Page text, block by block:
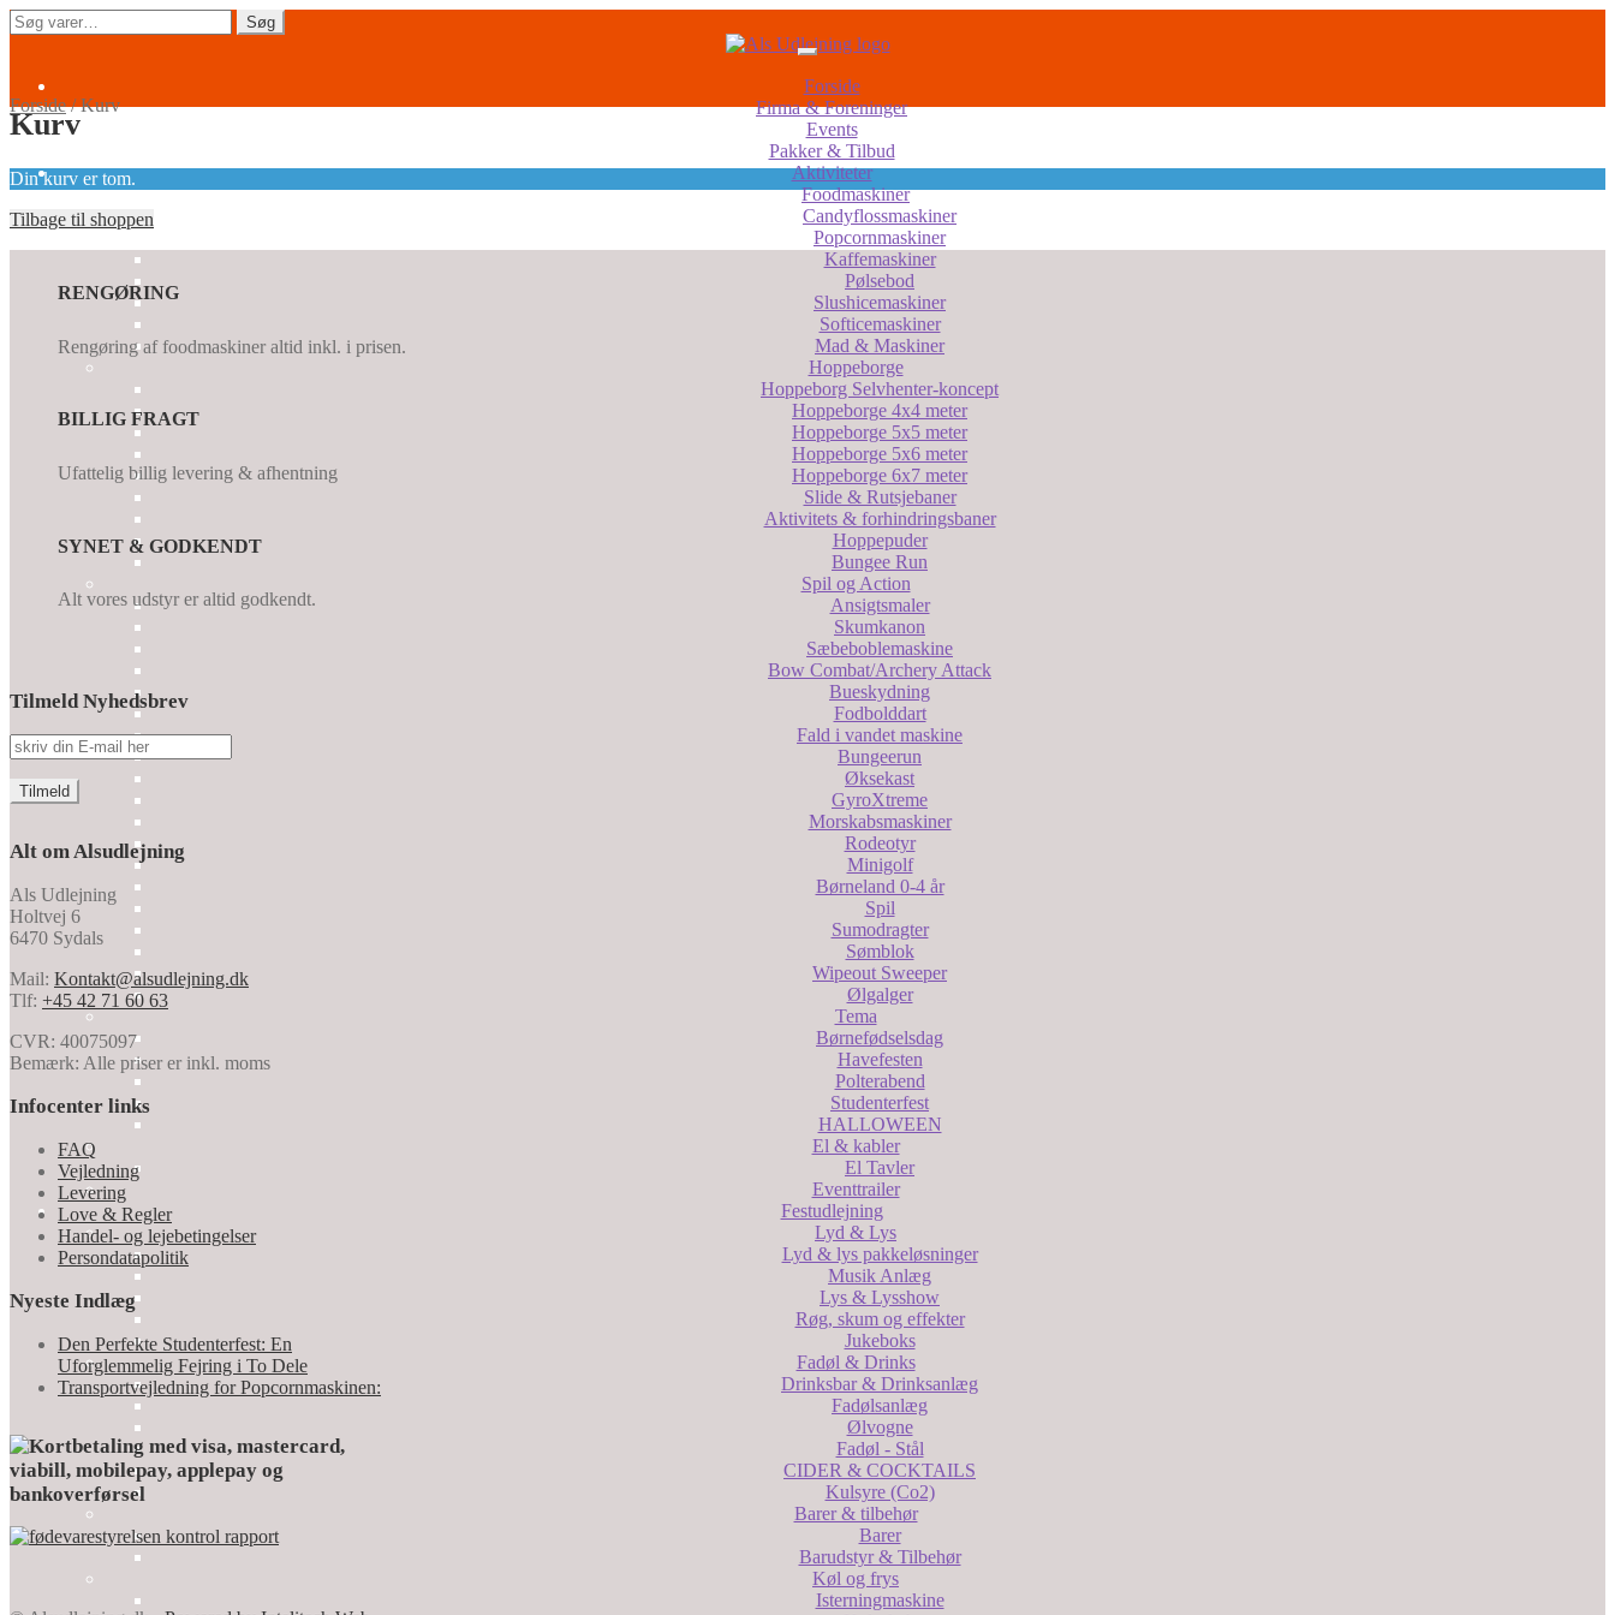
Spring
til
Spring
til
Søg
efter:
Søg
Forside
Firma & Foreninger
Events
Pakker & Tilbud
Aktiviteter
Foodmaskiner
Candyflossmaskiner
Popcornmaskiner
Kaffemaskiner
Pølsebod
Slushicemaskiner
Softicemaskiner
Mad & Maskiner
Hoppeborge
Hoppeborg Selvhenter-koncept
Hoppeborge 4x4 meter
Hoppeborge 5x5 meter
Hoppeborge 5x6 meter
Hoppeborge 6x7 meter
Slide & Rutsjebaner
Aktivitets & forhindringsbaner
Hoppepuder
Bungee Run
Spil og Action
Ansigtsmaler
Skumkanon
Sæbeboblemaskine
Bow Combat/Archery Attack
Bueskydning
Fodbolddart
Fald i vandet maskine
Bungeerun
Øksekast
GyroXtreme
Morskabsmaskiner
Rodeotyr
Minigolf
Børneland 0-4 år
Spil
Sumodragter
Sømblok
Wipeout Sweeper
Ølgalger
Tema
Børnefødselsdag
Havefesten
Polterabend
Studenterfest
HALLOWEEN
El & kabler
El Tavler
Eventtrailer
Festudlejning
Lyd & Lys
Lyd & lys pakkeløsninger
Musik Anlæg
Lys & Lysshow
Røg, skum og effekter
Jukeboks
Fadøl & Drinks
Drinksbar & Drinksanlæg
Fadølsanlæg
Ølvogne
Fadøl - Stål
CIDER & COCKTAILS
Kulsyre (Co2)
Barer & tilbehør
Barer
Barudstyr & Tilbehør
Køl og frys
Isterningmaskine
Forside/Kurv
Kurv
Din kurv er tom.
Tilbage til shoppen
RENGØRING
Rengøring af foodmaskiner altid inkl. i prisen.
BILLIG FRAGT
Ufattelig billig levering & afhentning
SYNET & GODKENDT
Alt vores udstyr er altid godkendt.
Tilmeld Nyhedsbrev
Alt om Alsudlejning
Als Udlejning
Holtvej 6
6470 Sydals
Mail: Kontakt@alsudlejning.dk
Tlf: +45 42 71 60 63
CVR: 40075097
Bemærk: Alle priser er inkl. moms
Infocenter links
FAQ
Vejledning
Levering
Love & Regler
Handel- og lejebetingelser
Persondatapolitik
Nyeste Indlæg
Den Perfekte Studenterfest: En
Uforglemmelig Fejring i To Dele
Transportvejledning for Popcornmaskinen: